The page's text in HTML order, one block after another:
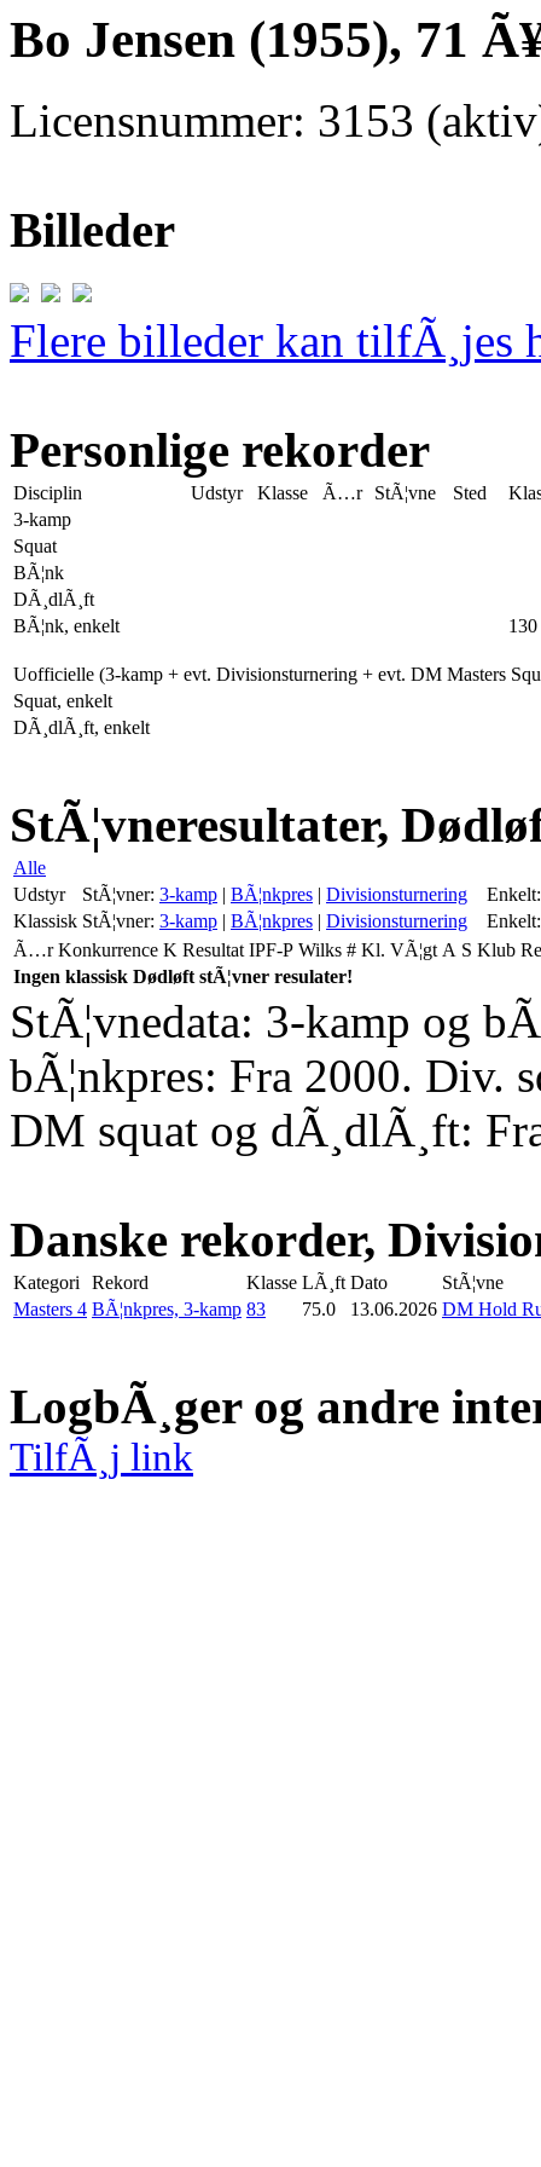
Bo Jensen (1955), 71
Licensnummer: 3153
Billeder
Flere billeder kan tilfÃ¸jes
Personlige rekorder
Disciplin Udstyr Klasse Ã…r StÃ¦vne Sted
3-kamp
Squat
BÃ¦nk
DÃ¸dlÃ¸ft
BÃ¦nk, enkelt
130
Uofficielle (3-kamp + evt. Divisionsturnering + evt. DM Masters
Squat, enkelt
DÃ¸dlÃ¸ft, enkelt
StÃ¦vneresultater,
Alle
Udstyr
StÃ¦vner: 3-kamp | BÃ¦nkpres | Divisionsturnering
Enkelt:
Klassisk StÃ¦vner: 3-kamp | BÃ¦nkpres | Divisionsturnering
Enkelt:
Ã…r Konkurrence K Resultat IPF-P Wilks # Kl. VÃ¦gt A S Klub
Ingen klassisk Dødløft stÃ¦vner resulater!
StÃ¦vnedata: 3-kamp og
bÃ¦nkpres: Fra 2000. Div.
DM squat og dÃ¸dlÃ¸ft:
Danske rekorder,
Kategori Rekord Klasse LÃ¸ft Dato
StÃ¦vne
Masters 4 BÃ¦nkpres, 3-kamp 83 75.0 13.06.2026 DM Hold
LogbÃ¸ger og andre
TilfÃ¸j link